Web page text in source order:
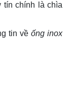
tín chính là chìa
tin về ống inox